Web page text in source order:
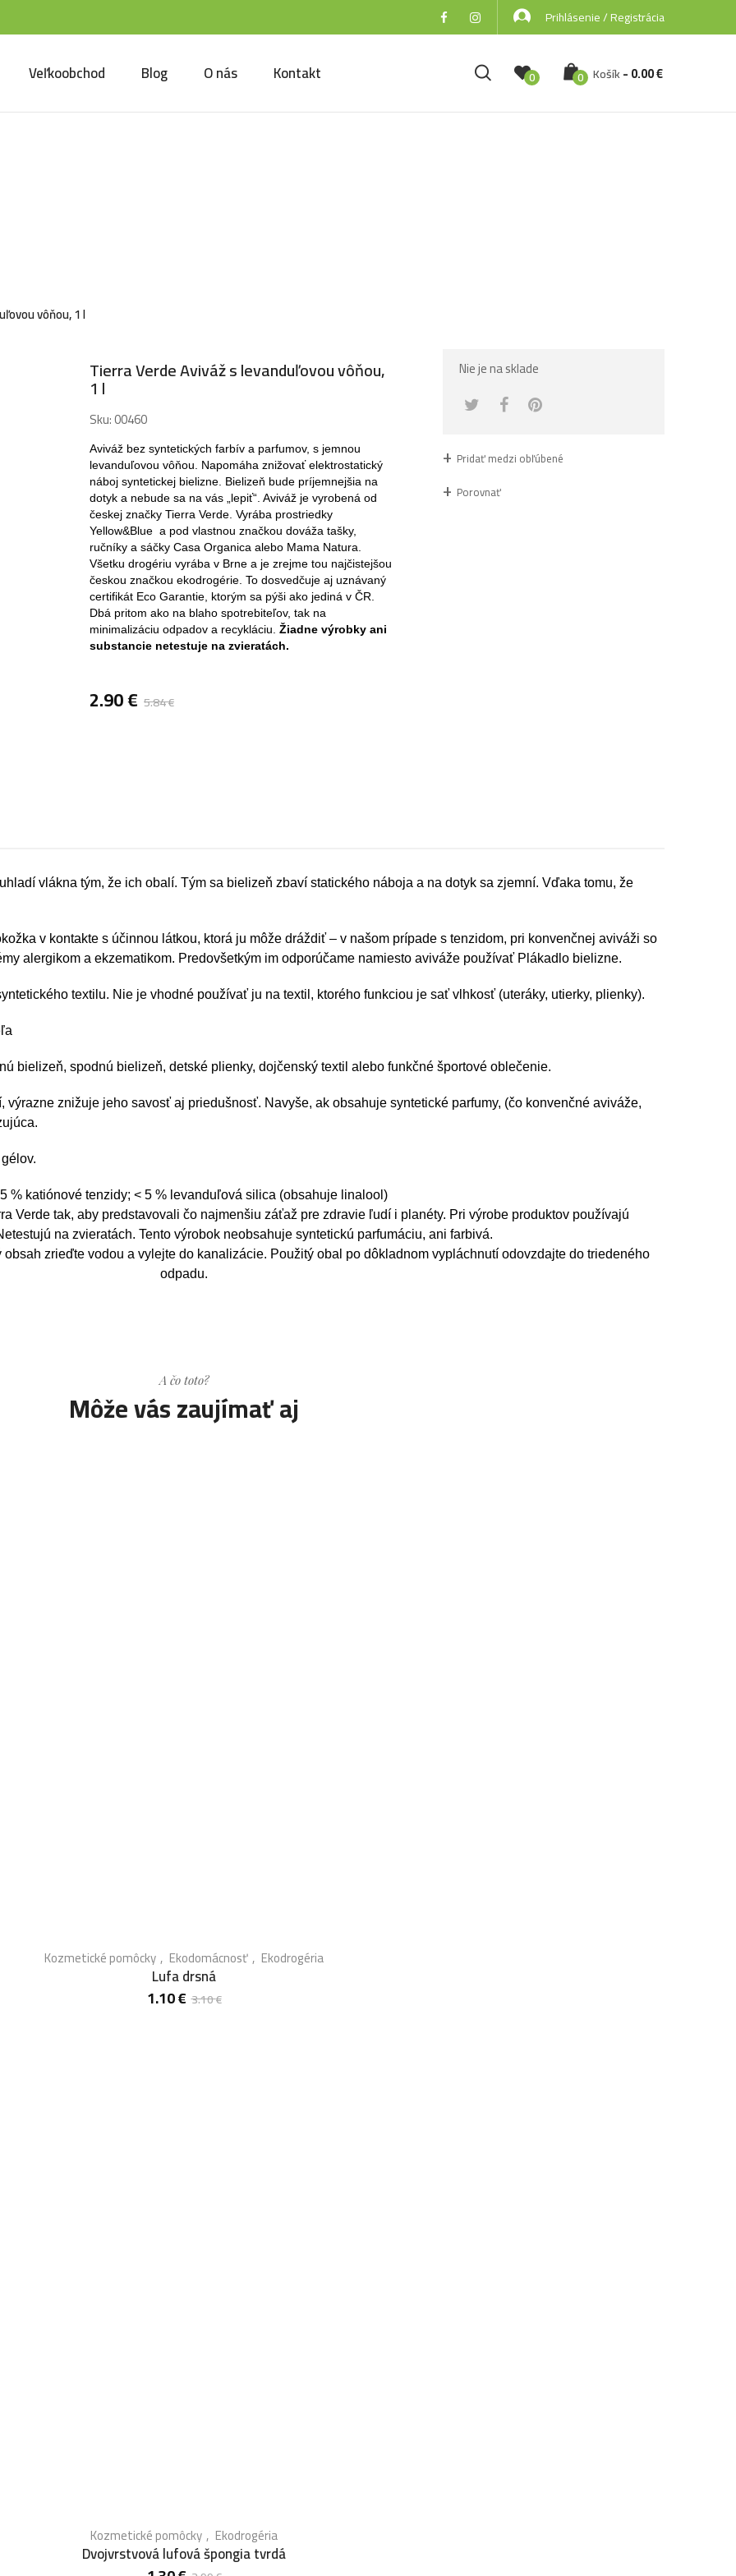
Prihlásenie / Registrácia
Veľkoobchod Blog O nás Kontakt 0 0 Košík-0.00€
vôňou, 1 l
Tierra Verde Aviváž s levanduľovou vôňou,
1 l
Sku:00460
Aviváž bez syntetických farbív a parfumov, s jemnou
levanduľovou vôňou. Napomáha znižovať elektrostatický
náboj syntetickej bielizne. Bielizeň bude príjemnejšia na
dotyk a nebude sa na vás „lepiť“. Aviváž je vyrobená od
českej značky Tierra Verde. Vyrába prostriedky
Yellow&Blue a pod vlastnou značkou dováža tašky,
ručníky a sáčky Casa Organica alebo Mama Natura.
Všetku drogériu vyrába v Brne a je zrejme tou najčistejšou
českou značkou ekodrogérie. To dosvedčuje aj uznávaný
certifikát Eco Garantie, ktorým sa pýši ako jediná v ČR.
Dbá pritom ako na blaho spotrebiteľov, tak na
minimalizáciu odpadov a recykláciu. Žiadne výrobky ani
substancie netestuje na zvieratách.
5.84€
2.90€
Nie je na sklade
Pridať medzi obľúbené
Porovnať
vlákna tým, že ich obalí. Tým sa bielizeň zbaví statického náboja a na dotyk sa zjemní. Vďaka tomu, že
v kontakte s účinnou látkou, ktorá ju môže dráždiť – v našom prípade s tenzidom, pri konvenčnej aviváži so
alergikom a ekzematikom. Predovšetkým im odporúčame namiesto aviváže používať Plákadlo bielizne.
textilu. Nie je vhodné používať ju na textil, ktorého funkciou je sať vlhkosť (uteráky, utierky, plienky).
bielizeň, spodnú bielizeň, detské plienky, dojčenský textil alebo funkčné športové oblečenie.
znižuje jeho savosť aj priedušnosť. Navyše, ak obsahuje syntetické parfumy, (čo konvenčné aviváže,
% katiónové tenzidy; < 5 % levanduľová silica (obsahuje linalool)
Verde tak, aby predstavovali čo najmenšiu záťaž pre zdravie ľudí i planéty. Pri výrobe produktov používajú
na zvieratách. Tento výrobok neobsahuje syntetickú parfumáciu, ani farbivá.
zrieďte vodou a vylejte do kanalizácie. Použitý obal po dôkladnom vypláchnutí odovzdajte do triedeného
odpadu.
A čo toto?
Môže vás zaujímať aj
Kozmetické pomôcky Ekodomácnosť Ekodrogéria
Lufa drsná
3.10€
1.10€
Kozmetické pomôcky Ekodrogéria
Dvojvrstvová lufová špongia tvrdá